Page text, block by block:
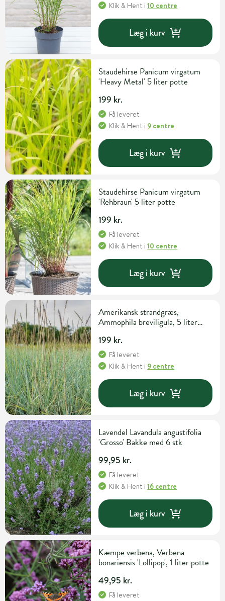
Klik & Hent i10 centre
Læg i kurv
Staudehirse Panicum virgatum
'Heavy Metal' 5 liter potte
199 kr.
Få leveret
Klik & Hent i 9 centre
Læg i kurv
Staudehirse Panicum virgatum
'Rehbraun' 5 liter potte
199 kr.
Få leveret
Klik & Hent i10 centre
Læg i kurv
Amerikansk strandgræs,
Ammophila breviligula, 5 liter
199 kr.
Få leveret
Klik & Hent i 9 centre
Læg i kurv
Lavendel Lavandula angustifolia
'Grosso' Bakke med 6 stk
99,95 kr.
Få leveret
Klik & Hent i16 centre
Læg i kurv
Kæmpe verbena, Verbena
bonariensis 'Lollipop', 1 liter potte
49,95 kr.
Få leveret